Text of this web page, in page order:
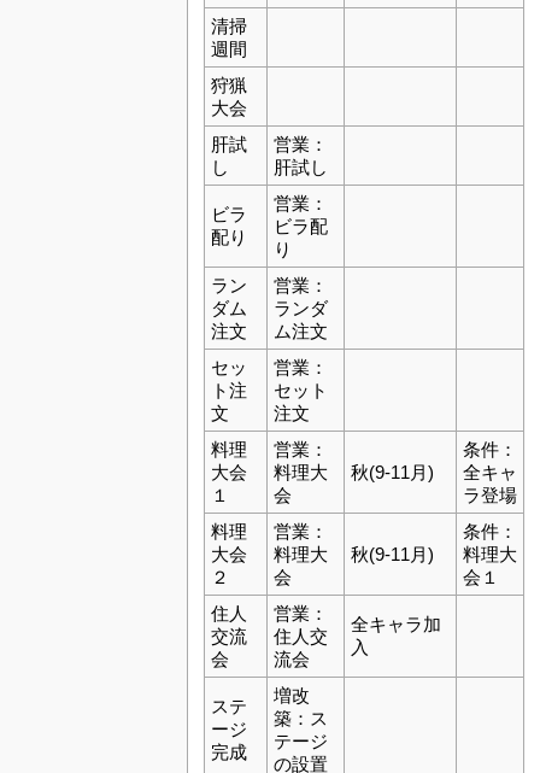
清掃
週間
狩猟
大会
肝試
し
営業：
肝試し
ビラ
配り
営業：
ビラ配
り
ラン
ダム
注文
営業：
ランダ
ム注文
セッ
ト注
文
営業：
セット
注文
料理
大会
１
営業：
料理大
会
秋(9-11月)
条件：
全キャ
ラ登場
料理
大会
２
営業：
料理大
会
秋(9-11月)
条件：
料理大
会１
住人
交流
会
営業：
住人交
流会
全キャラ加
入
ステ
ージ
完成
増改
築：ス
テージ
の設置